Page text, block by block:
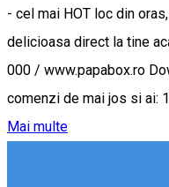
- cel mai HOT loc din
delicioasa direct la tine
000 / www.papabox.ro
comenzi de mai jos si ai:
Mai multe